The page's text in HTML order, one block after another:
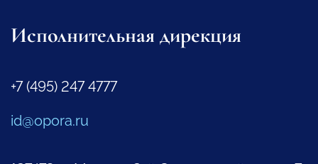
Исполнительная дирекция
+7 (495) 247 4777
id@opora.ru